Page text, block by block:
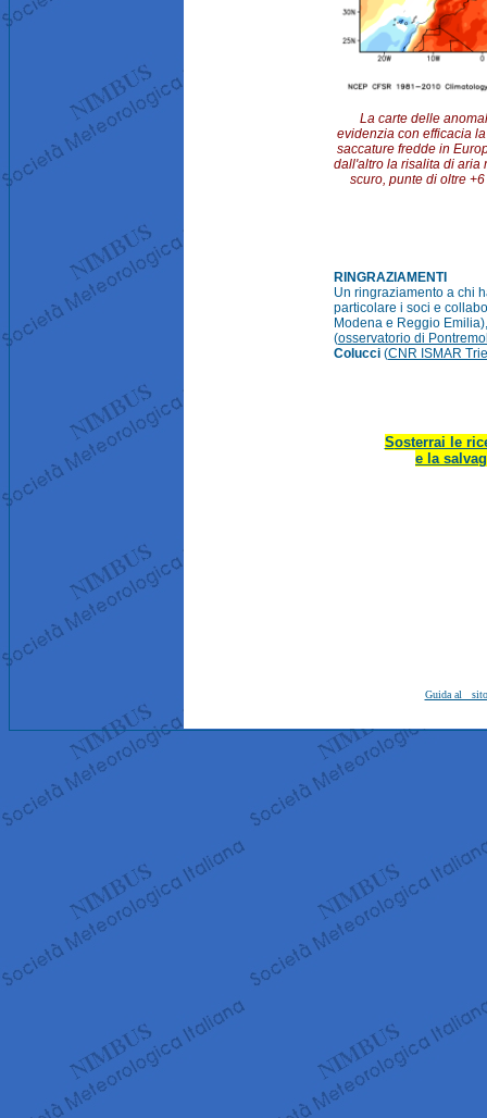
La carte delle
evidenzia con efficacia
saccature fredde in
dall'altro la risalita di aria
scuro, punte di oltre
RINGRAZIAMENTI
Un ringraziamento a chi
particolare i soci e
Modena e Reggio
(osservatorio di
Colucci (CNR ISMAR
Sosterrai le
e la
Guida al sito